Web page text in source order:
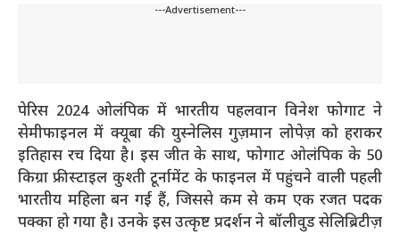
---Advertisement---
पेरिस 2024 ओलंपिक में भारतीय पहलवान विनेश फोगाट ने
सेमीफाइनल में क्यूबा की युस्नेलिस गुज़मान लोपेज़ को हराकर
इतिहास रच दिया है। इस जीत के साथ, फोगाट ओलंपिक के 50
किग्रा फ्रीस्टाइल कुश्ती टूर्नामेंट के फाइनल में पहुंचने वाली पहली
भारतीय महिला बन गई हैं, जिससे कम से कम एक रजत पदक
पक्का हो गया है। उनके इस उत्कृष्ट प्रदर्शन ने बॉलीवुड सेलिब्रिटीज़